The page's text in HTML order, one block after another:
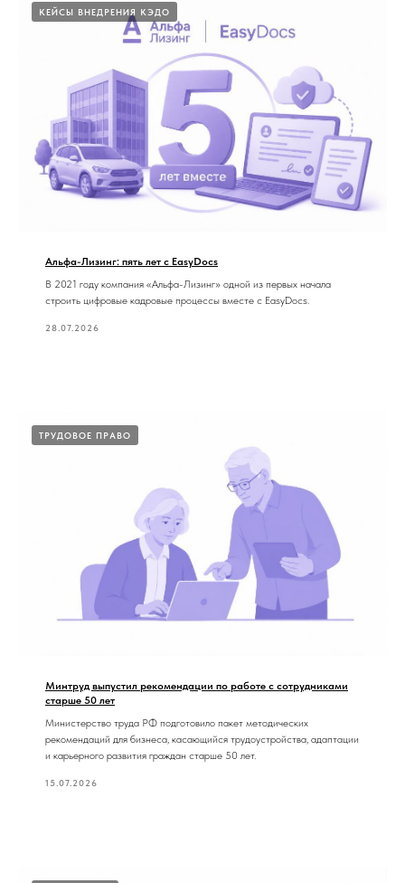
КЕЙСЫ ВНЕДРЕНИЯ КЭДО
Альфа-Лизинг: пять лет с EasyDocs
В 2021 году компания «Альфа-Лизинг» одной из первых начала
строить цифровые кадровые процессы вместе с EasyDocs.
28.07.2026
ТРУДОВОЕ ПРАВО
Минтруд выпустил рекомендации по работе с сотрудниками
старше 50 лет
Министерство труда РФ подготовило пакет методических
рекомендаций для бизнеса, касающийся трудоустройства, адаптации
и карьерного развития граждан старше 50 лет.
15.07.2026